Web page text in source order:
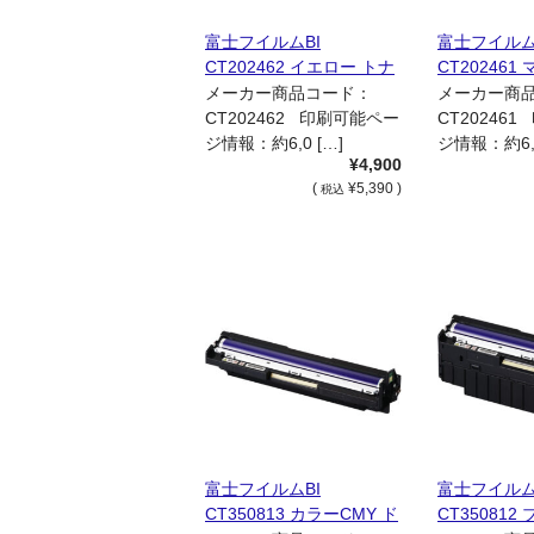
富士フイルムBI
CT202462 イエロー トナ
ーカートリッジ 国内リサ
イクル品
メーカー商品コード：
CT202462 印刷可能ペー
ジ情報：約6,0 […]
¥4,900
( 税込 ¥5,390 )
富士フイル
CT202461
ーカートリ
イクル品
メーカー商
CT202461
ジ情報：約
富士フイルムBI
CT350813 カラーCMY ド
富士フイル
CT350812